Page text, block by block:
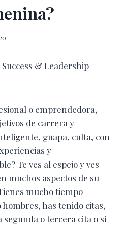
& Leadership
o emprendedora,
de carrera y
guapa, culta, con
y
Te ves al espejo y ves
muchos aspectos de su
mucho tiempo
has tenido citas,
o tercera cita o si